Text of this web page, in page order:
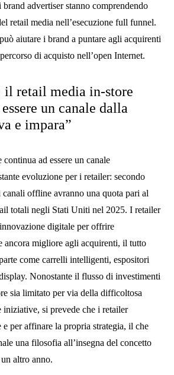
advertiser stanno comprendendo
retail media nell’esecuzione full funnel.
aiutare i brand a puntare agli acquirenti
di acquisto nell’open Internet.
il retail media in-store
un canale dalla
e impara”
ad essere un canale
evoluzione per i retailer: secondo
canali offline avranno una quota pari al
totali negli Stati Uniti nel 2025. I retailer
digitale per offrire
ancora migliore agli acquirenti, il tutto
come carrelli intelligenti, espositori
Nonostante il flusso di investimenti
sia limitato per via della difficoltosa
iniziative, si prevede che i retailer
e per affinare la propria strategia, il che
una filosofia all’insegna del concetto
altro anno.